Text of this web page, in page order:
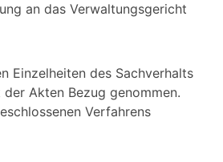
an das Verwaltungsgericht
Einzelheiten des Sachverhalts
Akten Bezug genommen.
Verfahrens